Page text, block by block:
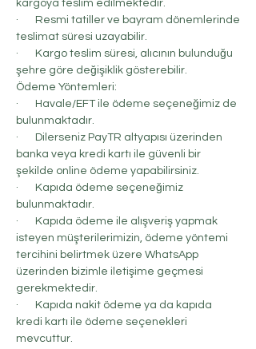
kargoya teslim edilmektedir.
· Resmi tatiller ve bayram dönemlerinde
teslimat süresi uzayabilir.
· Kargo teslim süresi, alıcının bulunduğu
şehre göre değişiklik gösterebilir.
Ödeme Yöntemleri:
· Havale/EFT ile ödeme seçeneğimiz de
bulunmaktadır.
· Dilerseniz PayTR altyapısı üzerinden
banka veya kredi kartı ile güvenli bir
şekilde online ödeme yapabilirsiniz.
· Kapıda ödeme seçeneğimiz
bulunmaktadır.
· Kapıda ödeme ile alışveriş yapmak
isteyen müşterilerimizin, ödeme yöntemi
tercihini belirtmek üzere WhatsApp
üzerinden bizimle iletişime geçmesi
gerekmektedir.
· Kapıda nakit ödeme ya da kapıda
kredi kartı ile ödeme seçenekleri
mevcuttur.